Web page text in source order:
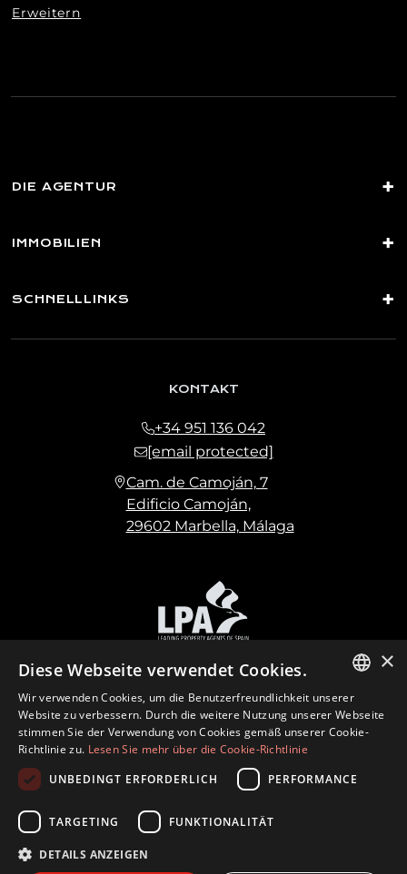
REALTY, S.L.Zwecke: Beantwortung Ihrer Anfragen sowie
Erweitern
DIE AGENTUR
IMMOBILIEN
SCHNELLLINKS
KONTAKT
+34 951 136 042
[email protected]
Cam. de Camoján, 7
Edificio Camoján,
29602 Marbella, Málaga
©2026Marbella Hills Homes Realty S.L. CIF:
NutzungsbedingungenDatenschutzrichtlinie
ENGLISH
SPANISH
×
Diese Webseite verwendet Cookies.
Wir verwenden Cookies, um die Benutzerfreundlichkeit unserer
Website zu verbessern. Durch die weitere Nutzung unserer Webseite
stimmen Sie der Verwendung von Cookies gemäß unserer Cookie-
Richtlinie zu. Lesen Sie mehr über die Cookie-Richtlinie
UNBEDINGT ERFORDERLICH
PERFORMANCE
TARGETING FUNKTIONALITÄT
DETAILS ANZEIGEN